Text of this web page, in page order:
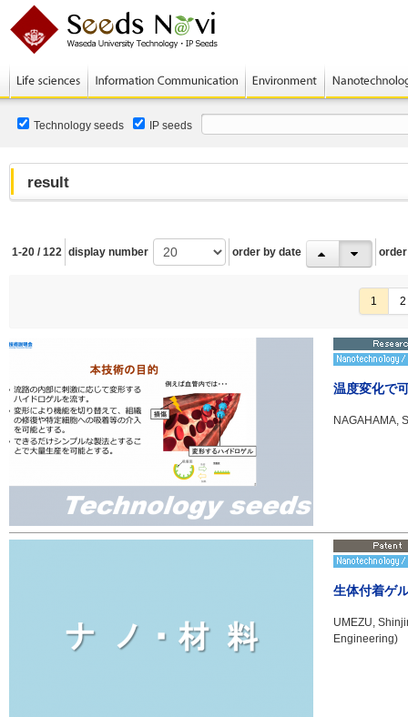
Technology seeds IP seeds
result
1-20 / 122 display number order by date
1 2
温度変化で
NAGAHAMA,
生体付着ゲ
UMEZU,
Engineering)